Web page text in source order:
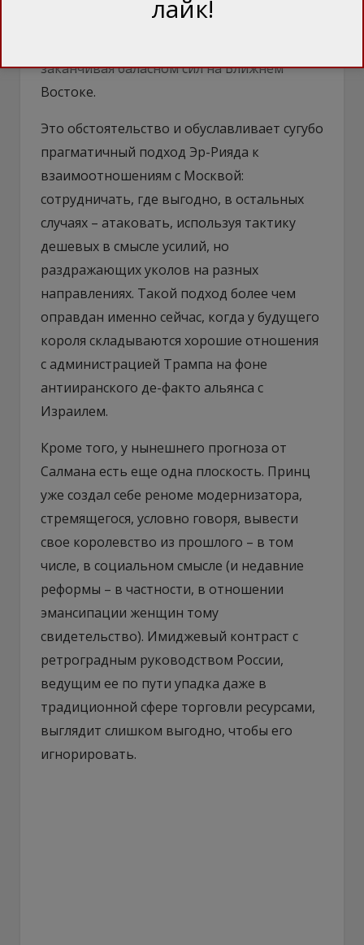
сталкиваются по массе вопросов, начиная
заканчивая баласном сил на Ближнем
Востоке.
Это обстоятельство и обуславливает сугубо
прагматичный подход Эр-Рияда к
взаимоотношениям с Москвой:
сотрудничать, где выгодно, в остальных
случаях – атаковать, используя тактику
дешевых в смысле усилий, но
раздражающих уколов на разных
направлениях. Такой подход более чем
оправдан именно сейчас, когда у будущего
короля складываются хорошие отношения
с администрацией Трампа на фоне
антииранского де-факто альянса с
Израилем.
Кроме того, у нынешнего прогноза от
Салмана есть еще одна плоскость. Принц
уже создал себе реноме модернизатора,
стремящегося, условно говоря, вывести
свое королевство из прошлого – в том
числе, в социальном смысле (и недавние
реформы – в частности, в отношении
эмансипации женщин тому
свидетельство). Имиджевый контраст с
ретроградным руководством России,
ведущим ее по пути упадка даже в
традиционной сфере торговли ресурсами,
выглядит слишком выгодно, чтобы его
игнорировать.
лайк!